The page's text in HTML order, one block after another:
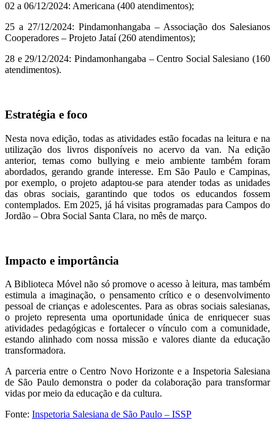
02 a 06/12/2024: Americana (400 atendimentos);
25 a 27/12/2024: Pindamonhangaba – Associação dos Salesianos
Cooperadores – Projeto Jataí (260 atendimentos);
28 e 29/12/2024: Pindamonhangaba – Centro Social Salesiano (160
atendimentos).
Estratégia e foco
Nesta nova edição, todas as atividades estão focadas na leitura e na
utilização dos livros disponíveis no acervo da van. Na edição
anterior, temas como bullying e meio ambiente também foram
abordados, gerando grande interesse. Em São Paulo e Campinas,
por exemplo, o projeto adaptou-se para atender todas as unidades
das obras sociais, garantindo que todos os educandos fossem
contemplados. Em 2025, já há visitas programadas para Campos do
Jordão – Obra Social Santa Clara, no mês de março.
Impacto e importância
A Biblioteca Móvel não só promove o acesso à leitura, mas também
estimula a imaginação, o pensamento crítico e o desenvolvimento
pessoal de crianças e adolescentes. Para as obras sociais salesianas,
o projeto representa uma oportunidade única de enriquecer suas
atividades pedagógicas e fortalecer o vínculo com a comunidade,
estando alinhado com nossa missão e valores diante da educação
transformadora.
A parceria entre o Centro Novo Horizonte e a Inspetoria Salesiana
de São Paulo demonstra o poder da colaboração para transformar
vidas por meio da educação e da cultura.
Fonte: Inspetoria Salesiana de São Paulo – ISSP